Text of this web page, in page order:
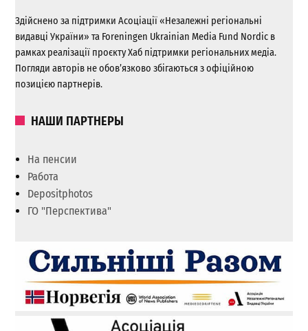
Здійснено за підтримки Асоціації «Незалежні регіональні
видавці України» та Foreningen Ukrainian Media Fund Nordic в
рамках реалізації проєкту Хаб підтримки регіональних медіа.
Погляди авторів не обов’язково збігаються з офіційною
позицією партнерів.
НАШИ ПАРТНЕРЫ
На пенсии
Работа
Depositphotos
ГО "Перспектива"